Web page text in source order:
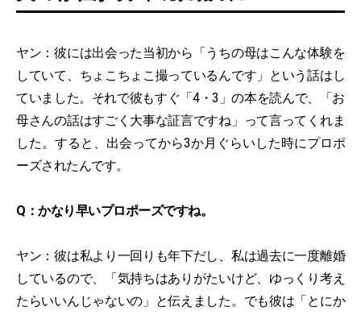
ヤン：彼には出会った当初から「うちの母はこんな体験を
していて、ちょこちょこ撮っているんです」という話はし
ていました。それで彼もすぐ「4・3」の本を読んで、「お
母さんの話はすごく大事な証言ですね」って言ってくれま
した。すると、出会ってから3か月ぐらいした時にプロポ
ーズされたんです。
Q：かなり早いプロポーズですね。
ヤン：彼は私より一回りも年下だし、私は過去に一度離婚
しているので、「気持ちはありがたいけど、ゆっくり考え
たらいいんじゃないの」と伝えました。でも彼は「とにか